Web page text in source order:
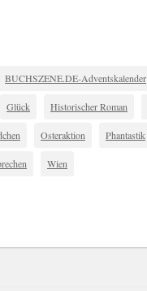
BUCHSZENE.DE-Adventskalender
Glück Historischer Roman
Osteraktion Phantastik
Wien